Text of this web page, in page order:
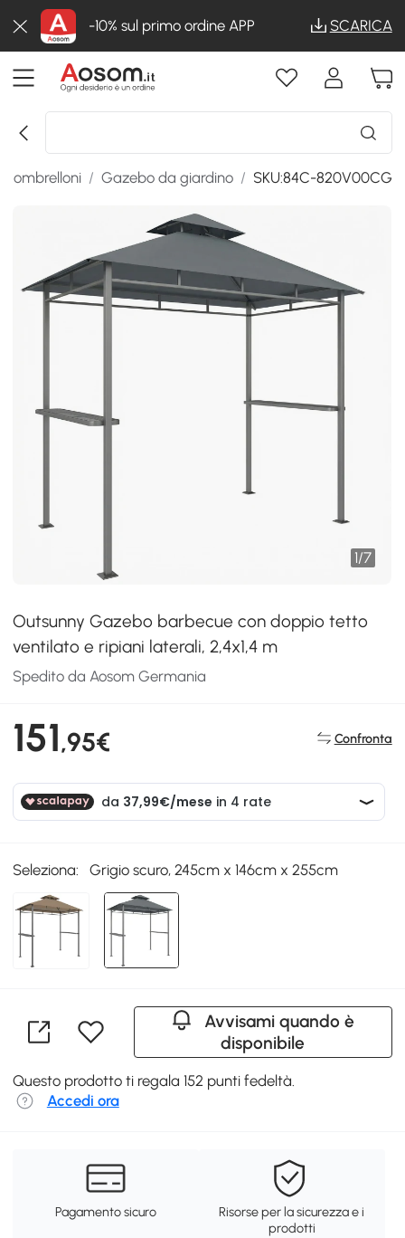
-10% sul primo ordine APP SCARICA
ombrelloni / Gazebo da giardino / SKU:84C-820V00CG
1/7
Outsunny Gazebo barbecue con doppio tetto
ventilato e ripiani laterali, 2,4x1,4 m
Spedito da Aosom Germania
151,95€ Confronta
Seleziona: Grigio scuro, 245cm x 146cm x 255cm
Avvisami quando è
disponibile
Questo prodotto ti regala 152 punti fedeltà.
Accedi ora
Pagamento sicuro
Risorse per la sicurezza e i
prodotti